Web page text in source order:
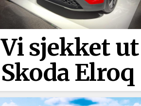
Vi sjekket ut
Skoda Elroq